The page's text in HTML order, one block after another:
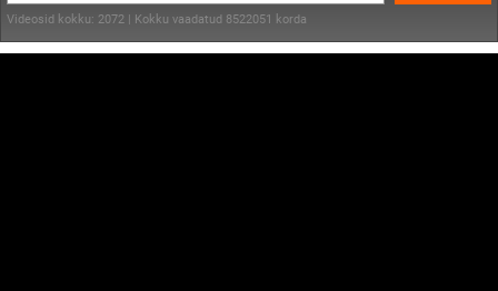
Videosid kokku: 2072 | Kokku vaadatud 8522051 korda